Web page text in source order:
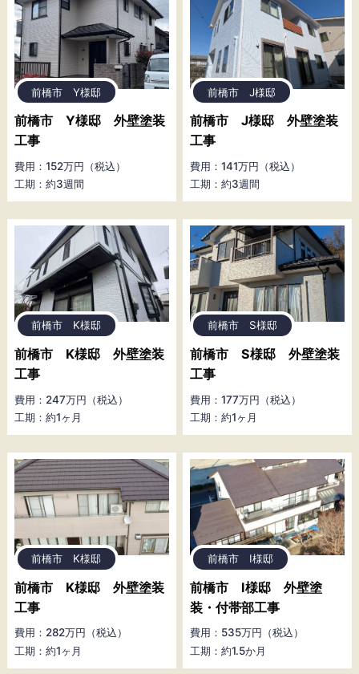
前橋市 Y様邸
前橋市 Y様邸 外壁塗装
工事
費用：152万円（税込）
工期：約3週間
前橋市 J様邸
前橋市 J様邸 外壁塗装
工事
費用：141万円（税込）
工期：約3週間
前橋市 K様邸
前橋市 K様邸 外壁塗装
工事
費用：247万円（税込）
工期：約1ヶ月
前橋市 S様邸
前橋市 S様邸 外壁塗装
工事
費用：177万円（税込）
工期：約1ヶ月
前橋市 K様邸
前橋市 K様邸 外壁塗装
工事
費用：282万円（税込）
工期：約1ヶ月
前橋市 I様邸
前橋市 I様邸 外壁塗
装・付帯部工事
費用：535万円（税込）
工期：約1.5か月